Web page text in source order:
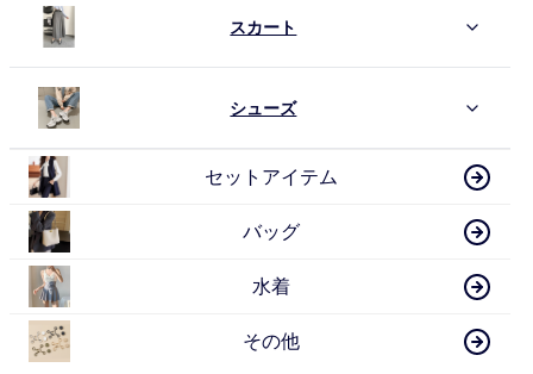
スカート
シューズ
セットアイテム
バッグ
水着
その他